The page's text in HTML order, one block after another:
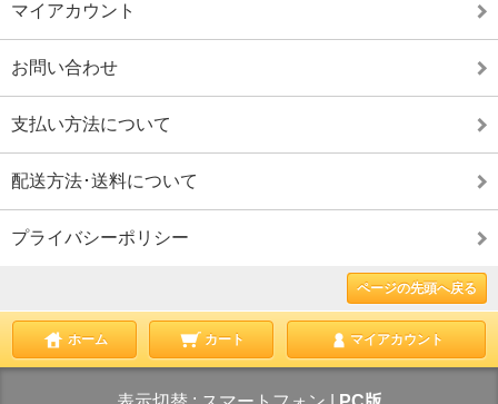
マイアカウント
お問い合わせ
支払い方法について
配送方法･送料について
プライバシーポリシー
ページの先頭へ戻る
ホーム カート マイアカウント